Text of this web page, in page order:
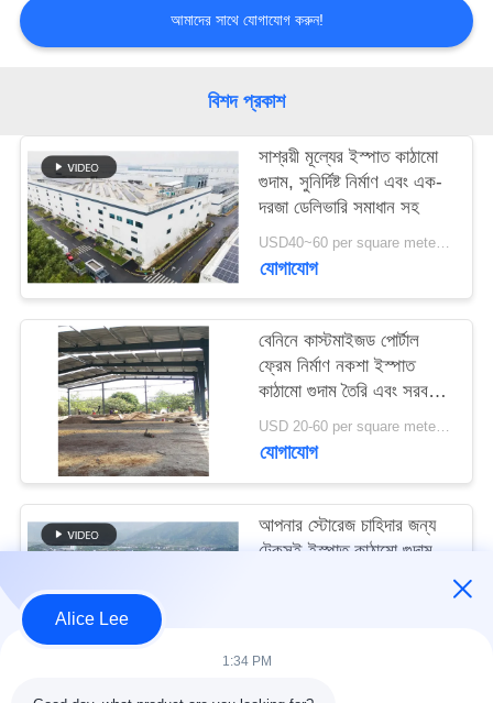
সাথে
যোগাযোগ
খবর
মামলা
সাইট
গোপনীয়তা
আমাদের সাথে যোগাযোগ করুন!
বিশদ প্রকাশ
সাশ্রয়ী মূল্যের ইস্পাত কাঠামো
গুদাম, সুনির্দিষ্ট নির্মাণ এবং এক-
দরজা ডেলিভারি সমাধান সহ
USD40~60 per square meter MOQ:1000 sqm
যোগাযোগ
বেনিনে কাস্টমাইজড পোর্টাল
ফ্রেম নির্মাণ নকশা ইস্পাত
কাঠামো গুদাম তৈরি এবং সরবরাহ
করুন
USD 20-60 per square meter MOQ:1000 বর্গ মিটার
যোগাযোগ
আপনার স্টোরেজ চাহিদার জন্য
টেকসই ইস্পাত কাঠামো গুদাম
Alice Lee
1:34 PM